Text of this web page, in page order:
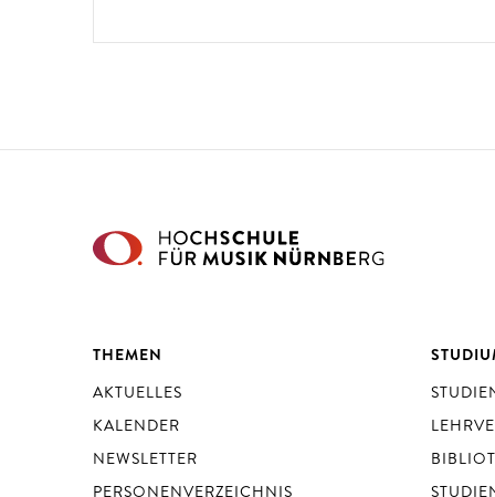
THEMEN
AKTUELLES
KALENDER
NEWSLETTER
PERSONENVERZEICHNIS